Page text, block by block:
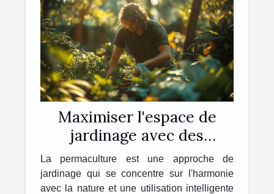
Maximiser l'espace de
jardinage avec des
techniques de
permaculture
La permaculture est une approche de
jardinage qui se concentre sur l'harmonie
avec la nature et une utilisation intelligente